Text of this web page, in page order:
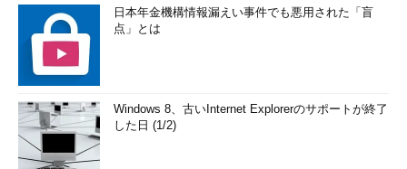
日本年金機構情報漏えい事件でも悪用された「盲
点」とは
Windows 8、古いInternet Explorerのサポートが終了
した日 (1/2)